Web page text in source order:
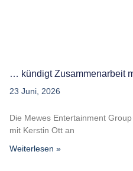
… kündigt Zusammenarbeit
23 Juni, 2026
Die Mewes Entertainment
mit Kerstin Ott an
Weiterlesen »